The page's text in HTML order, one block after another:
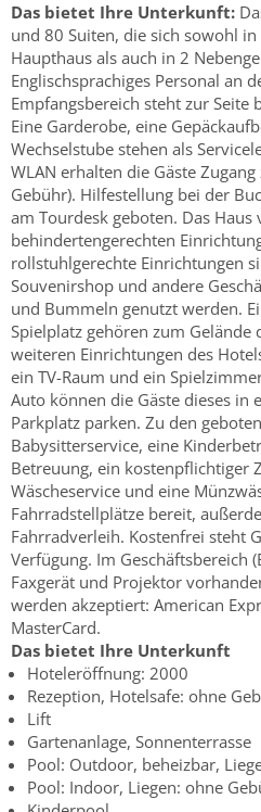
Das bietet Ihre Unterkunft:
und 80 Suiten, die sich sowohl
Haupthaus als auch in 2
Englischsprachiges Personal an
Empfangsbereich steht zur Seite
Eine Garderobe, eine
Wechselstube stehen als
WLAN erhalten die Gäste
Gebühr). Hilfestellung bei der
am Tourdesk geboten. Das
behindertengerechten
rollstuhlgerechte Einrichtungen
Souvenirshop und andere
und Bummeln genutzt werden.
Spielplatz gehören zum
weiteren Einrichtungen des
ein TV-Raum und ein
Auto können die Gäste dieses in
Parkplatz parken. Zu den
Babysitterservice, eine
Betreuung, ein kostenpflichtiger
Wäscheservice und eine
Fahrradstellplätze bereit,
Fahrradverleih. Kostenfrei steht
Verfügung. Im Geschäftsbereich
Faxgerät und Projektor
werden akzeptiert: American
MasterCard.
Das bietet Ihre Unterkunft
Hoteleröffnung: 2000
Rezeption, Hotelsafe: ohne
Lift
Gartenanlage, Sonnenterrasse
Pool: Outdoor, beheizbar,
Pool: Indoor, Liegen: ohne